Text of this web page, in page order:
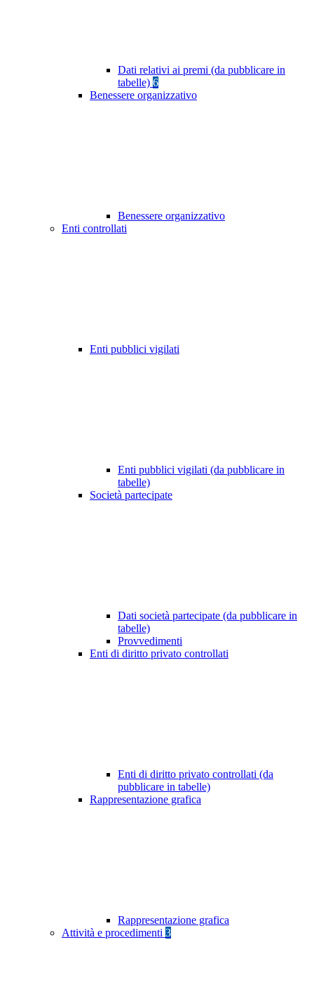
Dati relativi ai premi (da pubblicare in
tabelle) 6
Benessere organizzativo
Benessere organizzativo
Enti controllati
Enti pubblici vigilati
Enti pubblici vigilati (da pubblicare in
tabelle)
Società partecipate
Dati società partecipate (da pubblicare in
tabelle)
Provvedimenti
Enti di diritto privato controllati
Enti di diritto privato controllati (da
pubblicare in tabelle)
Rappresentazione grafica
Rappresentazione grafica
Attività e procedimenti 3